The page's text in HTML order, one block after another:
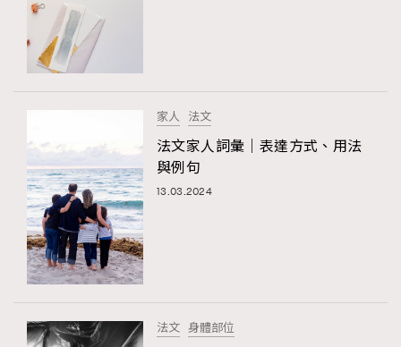
家人 法文
法文家人詞彙｜表達方式、用法
與例句
13.03.2024
法文 身體部位